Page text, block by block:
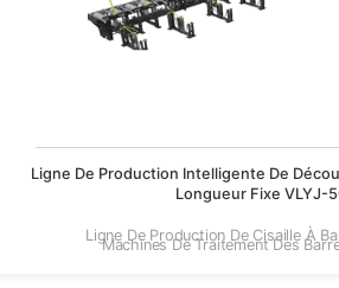
Ligne De Production Intelligente De
Longueur Fixe VLYJ-
Ligne De Production De Cisaille À
Machines De Traitement Des